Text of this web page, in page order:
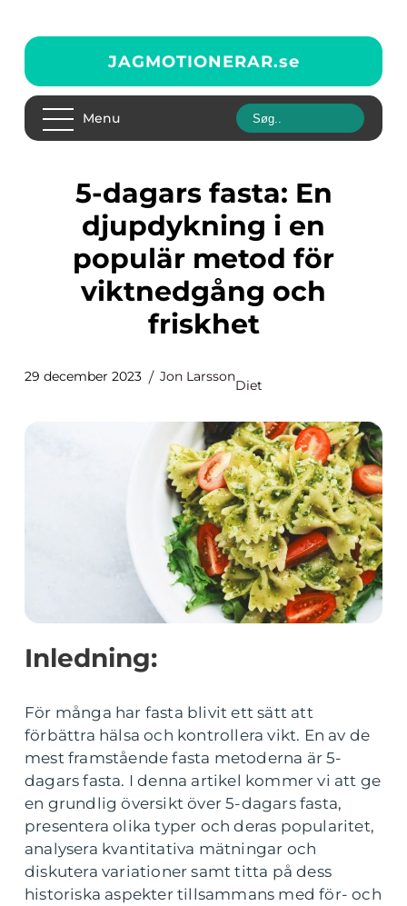
JAGMOTIONERAR.se
Menu
5-dagars fasta: En
djupdykning i en
populär metod för
viktnedgång och
friskhet
29 december 2023 Jon Larsson
Diet
Inledning:
För många har fasta blivit ett sätt att
förbättra hälsa och kontrollera vikt. En av de
mest framstående fasta metoderna är 5-
dagars fasta. I denna artikel kommer vi att ge
en grundlig översikt över 5-dagars fasta,
presentera olika typer och deras popularitet,
analysera kvantitativa mätningar och
diskutera variationer samt titta på dess
historiska aspekter tillsammans med för- och